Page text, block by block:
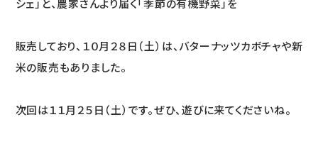
シェ」と、農家さんより届く「季節の有機野菜」を
販売しており、１０月２８日（土）は、バターナッツカボチャや新
米の販売もありました。
次回は１１月２５日（土）です。ぜひ、遊びに来てくださいね。